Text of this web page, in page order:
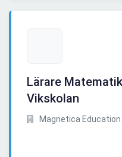
Lärare
Vikskolan
Magnetica Education